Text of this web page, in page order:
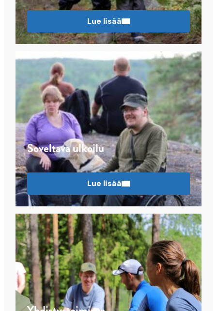
Lue lisää
Soveltava ulkoilu
Lue lisää